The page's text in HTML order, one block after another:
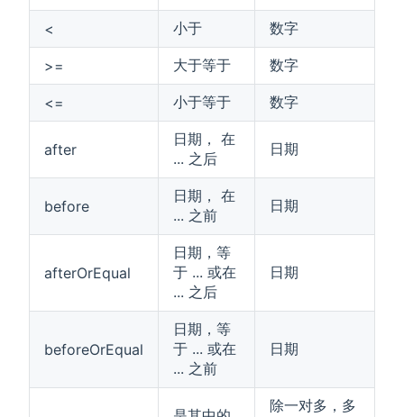
< 小于 数字
>= 大于等于 数字
<= 小于等于 数字
after
日期， 在
... 之后
日期
before
日期， 在
... 之前
日期
afterOrEqual
日期，等
于 ... 或在
... 之后
日期
beforeOrEqual
日期，等
于 ... 或在
... 之前
日期
除一对多，多